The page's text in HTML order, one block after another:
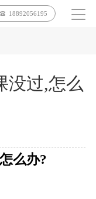
18892056195
没过,怎么
么办?